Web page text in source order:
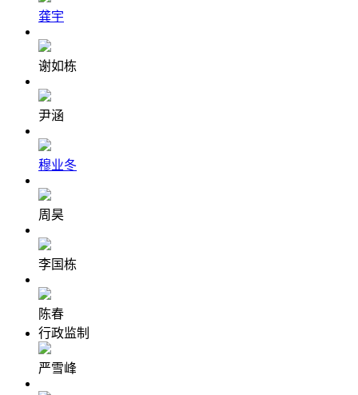
龚宇
谢如栋
尹涵
穆业冬
周昊
李国栋
陈春
行政监制
严雪峰